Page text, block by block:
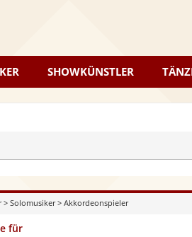
SHOWKÜNSTLER
> Solomusiker> Akkordeonspieler
für